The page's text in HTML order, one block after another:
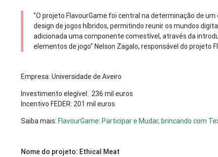
"O projeto FlavourGame foi central na determinação de
design de jogos híbridos, permitindo reunir os mundos
adicionada uma componente comestível, através da
elementos de jogo" Nelson Zagalo, responsável do projeto
Empresa: Universidade de Aveiro
Investimento elegível: 236 mil euros
Incentivo FEDER: 201 mil euros
Saiba mais: FlavourGame: Participar e Mudar, brincando com
Nome do projeto: Ethical Meat